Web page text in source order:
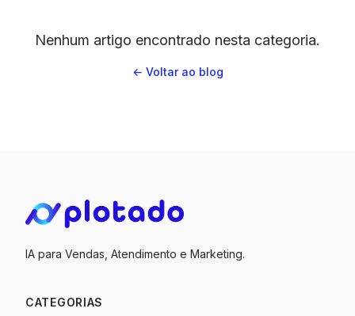
Nenhum artigo encontrado nesta categoria.
← Voltar ao blog
IA para Vendas, Atendimento e Marketing.
CATEGORIAS